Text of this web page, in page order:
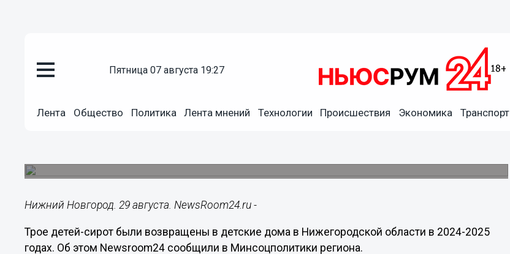
пятница 07 августа 19:27
Лента Общество Политика Лента мнений Технологии Происшествия Экономика Транспорт
Трех детей-сирот вернули в детдома Нижегородской
Нижний Новгород. 29 августа. NewsRoom24.ru -
Трое детей-сирот были возвращены в детские дома в Нижегородской области в 2024-2025
годах. Об этом Newsroom24 сообщили в Минсоцполитики региона.